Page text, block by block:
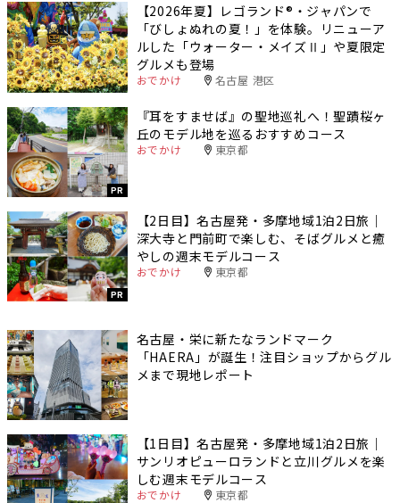
【2026年夏】レゴランド®・ジャパンで
「びしょぬれの夏！」を体験。リニューア
ルした「ウォーター・メイズⅡ」や夏限定
グルメも登場
おでかけ 名古屋 港区
PR
『耳をすませば』の聖地巡礼へ！聖蹟桜ヶ
丘のモデル地を巡るおすすめコース
おでかけ 東京都
PR
【2日目】名古屋発・多摩地域1泊2日旅｜
深大寺と門前町で楽しむ、そばグルメと癒
やしの週末モデルコース
おでかけ 東京都
名古屋・栄に新たなランドマーク
「HAERA」が誕生！注目ショップからグル
メまで現地レポート
【1日目】名古屋発・多摩地域1泊2日旅｜
サンリオピューロランドと立川グルメを楽
しむ週末モデルコース
おでかけ 東京都